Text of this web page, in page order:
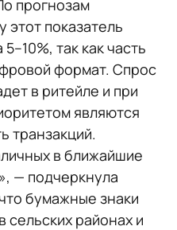
прогнозам
этот показатель
так как часть
формат. Спрос
в ритейле и при
являются
транзакций.
в ближайшие
— подчеркнула
бумажные знаки
сельских районах и